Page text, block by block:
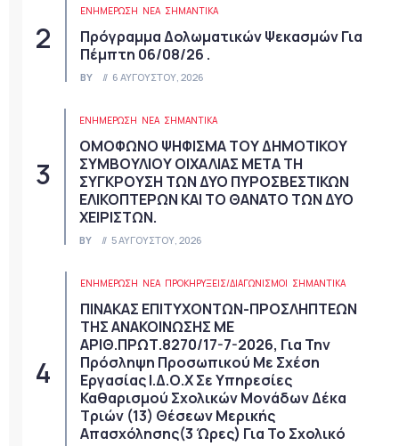
ΕΝΗΜΕΡΩΣΗ ΝΈΑ ΣΗΜΑΝΤΙΚΆ
Πρόγραμμα Δολωματικών Ψεκασμών Για
Πέμπτη 06/08/26 .
BY 6 ΑΥΓΟΎΣΤΟΥ, 2026
ΕΝΗΜΕΡΩΣΗ ΝΈΑ ΣΗΜΑΝΤΙΚΆ
ΟΜΟΦΩΝΟ ΨΗΦΙΣΜΑ ΤΟΥ ΔΗΜΟΤΙΚΟΥ
ΣΥΜΒΟΥΛΙΟΥ ΟΙΧΑΛΙΑΣ ΜΕΤΑ ΤΗ
ΣΥΓΚΡΟΥΣΗ ΤΩΝ ΔΥΟ ΠΥΡΟΣΒΕΣΤΙΚΩΝ
ΕΛΙΚΟΠΤΕΡΩΝ ΚΑΙ ΤΟ ΘΑΝΑΤΟ ΤΩΝ ΔΥΟ
ΧΕΙΡΙΣΤΩΝ.
BY 5 ΑΥΓΟΎΣΤΟΥ, 2026
ΕΝΗΜΕΡΩΣΗ ΝΈΑ ΠΡΟΚΗΡΎΞΕΙΣ/ΔΙΑΓΩΝΙΣΜΟΊ ΣΗΜΑΝΤΙΚΆ
ΠΙΝΑΚΑΣ ΕΠΙΤΥΧΟΝΤΩΝ-ΠΡΟΣΛΗΠΤΕΩΝ
ΤΗΣ ΑΝΑΚΟΙΝΩΣΗΣ ΜΕ
ΑΡΙΘ.ΠΡΩΤ.8270/17-7-2026, Για Την
Πρόσληψη Προσωπικού Με Σχέση
Εργασίας Ι.Δ.Ο.Χ Σε Υπηρεσίες
Καθαρισμού Σχολικών Μονάδων Δέκα
Τριών (13) Θέσεων Μερικής
Απασχόλησης(3 Ώρες) Για Το Σχολικό